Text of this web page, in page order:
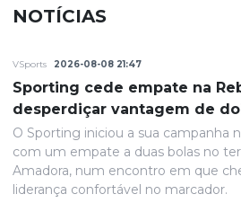
NOTÍCIAS
VSports 2026-08-08 21:47
Sporting cede empate na
desperdiçar vantagem de
O Sporting iniciou a sua campanha
com um empate a duas bolas no
Amadora, num encontro em que
liderança confortável no marcador.